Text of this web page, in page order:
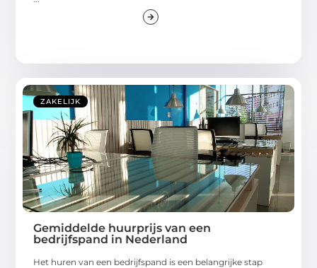
ZAKELIJK
Gemiddelde huurprijs van een
bedrijfspand in Nederland
Het huren van een bedrijfspand is een belangrijke stap